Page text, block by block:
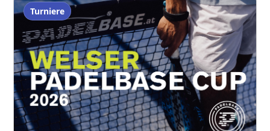
Turniere